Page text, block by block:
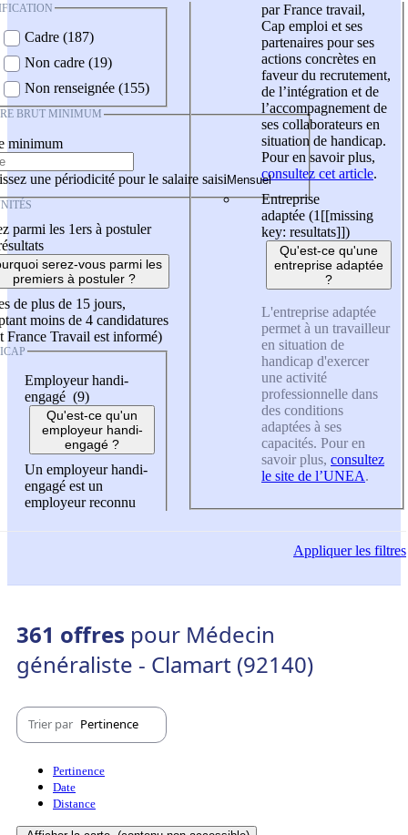
Cadre (187)
Non cadre (19)
Non renseignée (155)
BRUT MINIMUM
minimum
une périodicité pour le salaire saisi
parmi les 1ers à postuler
serez-vous parmi les
premiers à postuler ?
de plus de 15 jours,
moins de 4 candidatures
France Travail est informé)
Employeur handi-
engagé (9)
Qu'est-ce qu'un
employeur handi-
engagé ?
Un employeur handi-
engagé est un
employeur reconnu
par France travail,
Cap emploi et ses
partenaires pour ses
actions concrètes en
faveur du recrutement,
de l’intégration et de
l’accompagnement de
ses collaborateurs en
situation de handicap.
Pour en savoir plus,
consultez cet article.
Entreprise
adaptée (1 [[missing
key: resultats]])
Qu'est-ce qu'une
entreprise adaptée
?
L'entreprise adaptée
permet à un travailleur
en situation de
handicap d'exercer
une activité
professionnelle dans
des conditions
adaptées à ses
capacités. Pour en
savoir plus, consultez
le site de l’UNEA.
Appliquerles filtres
361 offres pour Médecin
généraliste - Clamart (92140)
Trier par Pertinence
Pertinence
Date
Distance